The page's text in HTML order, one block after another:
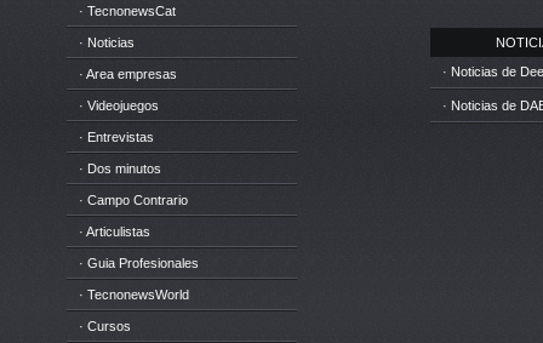
· TecnonewsCat
· Noticias
· Area empresas
· Videojuegos
· Entrevistas
· Dos minutos
· Campo Contrario
· Articulistas
· Guia Profesionales
· TecnonewsWorld
· Cursos
· Noticias de
· Noticias de